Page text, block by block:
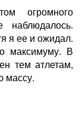
огромного
я ее и ожидал.
максимуму. В
тем атлетам,
массу.